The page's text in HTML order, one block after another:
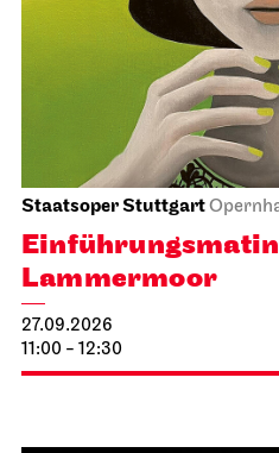
Staatsoper Stuttgart
Lammermoor
27.09.2026
11:00 - 12:30